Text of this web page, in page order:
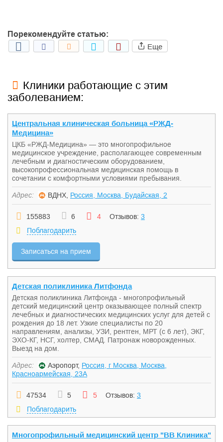
Порекомендуйте статью:
Еще
Клиники работающие с этим
заболеванием:
Центральная клиническая больница «РЖД-
Медицина»
ЦКБ «РЖД-Медицина» — это многопрофильное
медицинское учреждение, располагающее современным
лечебным и диагностическим оборудованием,
высокопрофессиональная медицинская помощь в
сочетании с комфортными условиями пребывания.
Адрес: ВДНХ, Россия, Москва, Будайская, 2
155883 6 4 Отзывов: 3
Поблагодарить
Записаться на прием
Детская поликлиника Литфонда
Детская поликлиника Литфонда - многопрофильный
детский медицинский центр оказывающее полный спектр
лечебных и диагностических медицинских услуг для детей с
рождения до 18 лет. Узкие специалисты по 20
направлениям, анализы, УЗИ, рентген, МРТ (с 6 лет), ЭКГ,
ЭХО-КГ, НСГ, холтер, СМАД. Патронаж новорожденных.
Выезд на дом.
Адрес: Аэропорт, Россия, г Москва, Москва,
Красноармейская, 23А
47534 5 5 Отзывов: 3
Поблагодарить
Многопрофильный медицинский центр "ВВ Клиника"